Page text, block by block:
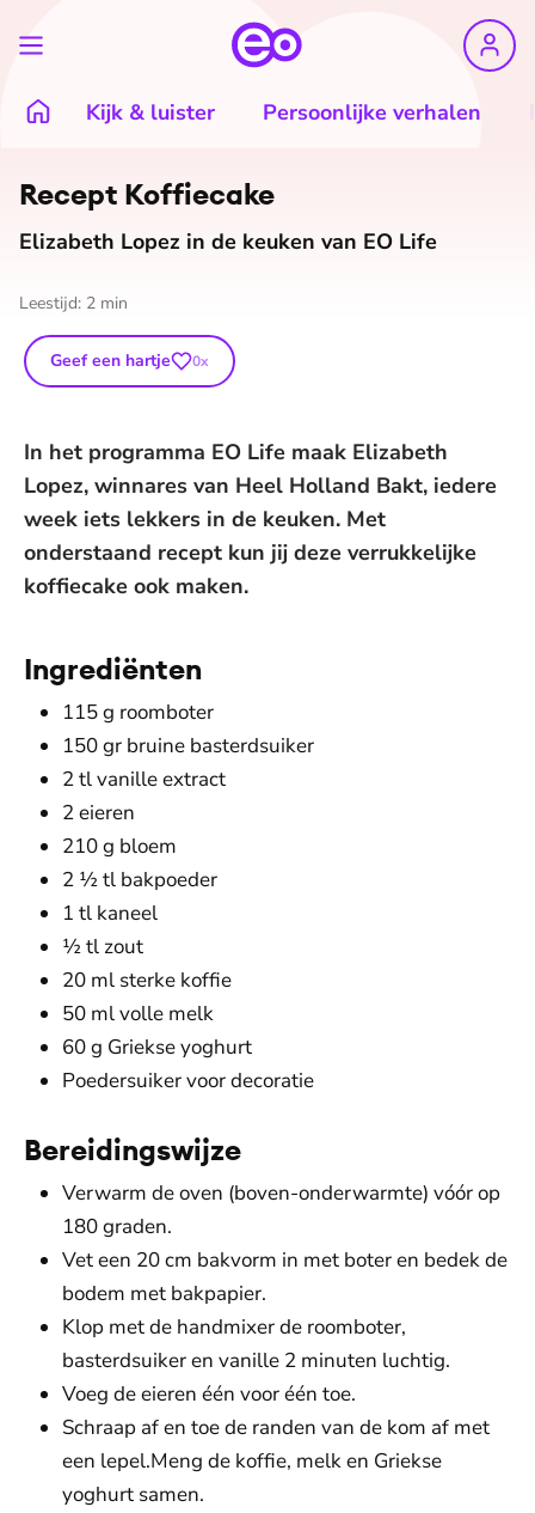
Kijk & luister Persoonlijke verhalen
Recept Koffiecake
Elizabeth Lopez in de keuken van EO Life
Leestijd: 2 min
Geef een hartje 0x
In het programma EO Life maak Elizabeth
Lopez, winnares van Heel Holland Bakt, iedere
week iets lekkers in de keuken. Met
onderstaand recept kun jij deze verrukkelijke
koffiecake ook maken.
Ingrediënten
115 g roomboter
150 gr bruine basterdsuiker
2 tl vanille extract
2 eieren
210 g bloem
2 ½ tl bakpoeder
1 tl kaneel
½ tl zout
20 ml sterke koffie
50 ml volle melk
60 g Griekse yoghurt
Poedersuiker voor decoratie
Bereidingswijze
Verwarm de oven (boven-onderwarmte) vóór op
180 graden.
Vet een 20 cm bakvorm in met boter en bedek de
bodem met bakpapier.
Klop met de handmixer de roomboter,
basterdsuiker en vanille 2 minuten luchtig.
Voeg de eieren één voor één toe.
Schraap af en toe de randen van de kom af met
een lepel.Meng de koffie, melk en Griekse
yoghurt samen.